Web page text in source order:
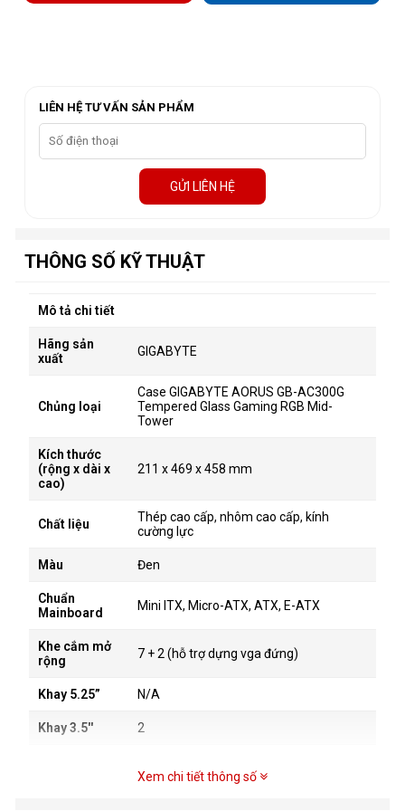
LIÊN HỆ TƯ VẤN SẢN PHẨM
GỬI LIÊN HỆ
THÔNG SỐ KỸ THUẬT
Mô tả chi tiết
Hãng sản
xuất
GIGABYTE
Chủng loại
Case GIGABYTE AORUS GB-AC300G
Tempered Glass Gaming RGB Mid-
Tower
Kích thước
(rộng x dài x
cao)
211 x 469 x 458 mm
Chất liệu
Thép cao cấp, nhôm cao cấp, kính
cường lực
Màu Đen
Chuẩn
Mainboard
Mini ITX, Micro-ATX, ATX, E-ATX
Khe cắm mở
rộng
7 + 2 (hỗ trợ dựng vga đứng)
Khay 5.25” N/A
Khay 3.5'' 2
Xem chi tiết thông số